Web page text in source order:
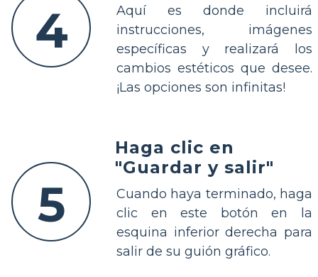
4
Aquí es donde incluirá
instrucciones, imágenes
específicas y realizará los
cambios estéticos que desee.
¡Las opciones son infinitas!
5
Haga clic en
"Guardar y salir"
Cuando haya terminado, haga
clic en este botón en la
esquina inferior derecha para
salir de su guión gráfico.